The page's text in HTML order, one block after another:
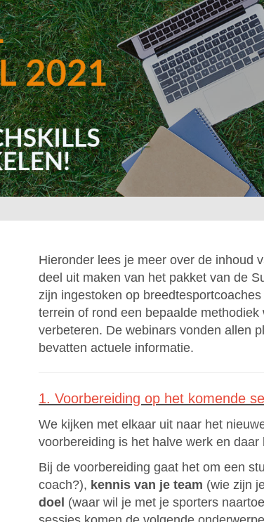
Hieronder lees je meer over de inhoud
deel uit maken van het pakket van de
zijn ingestoken op
terrein of rond een bepaalde
verbeteren. De webinars vonden allen
bevatten actuele informatie.
1. Voorbereiding op het komende
We kijken met elkaar uit naar het
voorbereiding is het halve werk en
Bij de voorbereiding gaat het om een
coach?), kennis van je team (wie zijn
doel (waar wil je met je sporters